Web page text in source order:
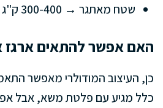
שטח מאתגר → 300-400 ק"ג
האם אפשר להתאים ארגז
כלל מגיע עם פלטת משא, אבל